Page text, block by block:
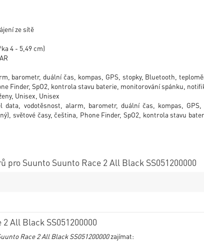
ze sítě
4 - 5,49 cm)
barometr, duální čas, kompas, GPS, stopky, Bluetooth,
Finder, SpO2, kontrola stavu baterie, monitorování spánku,
Unisex, Unisex
data, vodotěsnost, alarm, barometr, duální čas, kompas,
světové časy, čeština, Phone Finder, SpO2, kontrola stavu
pro Suunto Suunto Race 2 All Black SS051200000
All Black SS051200000
Race 2 All Black SS051200000zajímat: